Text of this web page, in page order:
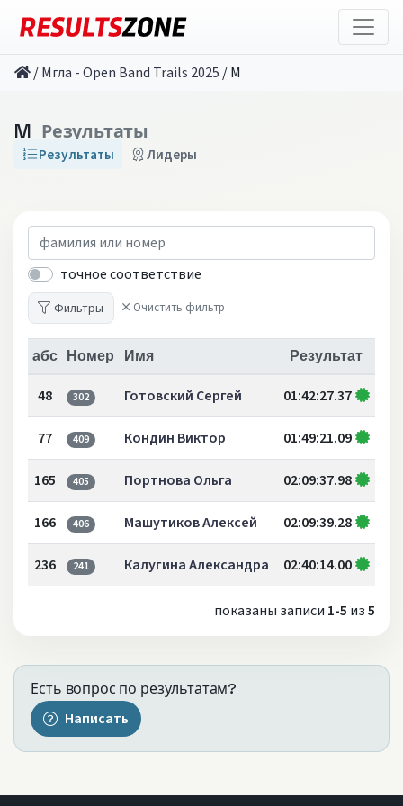
/Мгла - Open Band Trails 2025 /M
M Результаты
Результаты Лидеры
точное соответствие
Фильтры Очистить фильтр
абс Номер Имя Результат
48 302 Готовский Сергей 01:42:27.37
77 409 Кондин Виктор 01:49:21.09
165 405 Портнова Ольга 02:09:37.98
166 406 Машутиков Алексей 02:09:39.28
236 241 Калугина Александра 02:40:14.00
показаны записи 1-5 из5
Есть вопрос по результатам?
Написать